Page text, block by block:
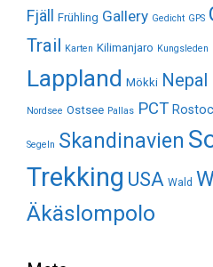
Fjäll Frühling Gallery Gedicht GPS
Trail Karten Kilimanjaro Kungsleden
Lappland Mökki Nepal
Nordsee Ostsee Pallas PCT
Segeln Skandinavien
Trekking USA Wald
Äkäslompolo